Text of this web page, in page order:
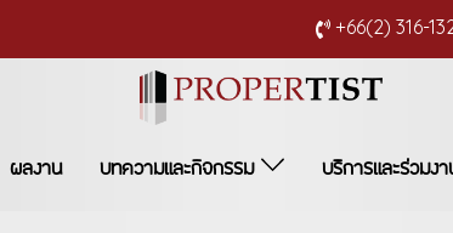
+66(2) 316-
ผลงาน บทความและกิจกรรม บริการและร่วมงา